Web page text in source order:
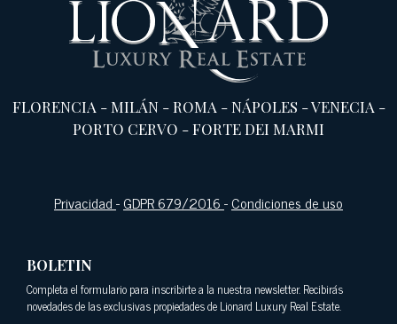
FLORENCIA -MILÁN-ROMA -NÁPOLES -VENECIA -
PORTO CERVO -FORTE DEI MARMI
Privacidad-GDPR 679/2016-Condiciones de uso
BOLETIN
Completa el formulario para inscribirte a la nuestra newsletter. Recibirás
novedades de las exclusivas propiedades de Lionard Luxury Real Estate.